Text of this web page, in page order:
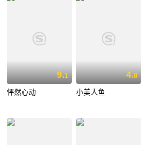
9.1
怦然心动
4.8
小美人鱼